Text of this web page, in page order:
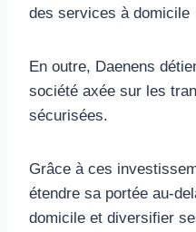
En outre, Daenens
société axée sur les
sécurisées.
Grâce à ces
étendre sa portée au-
domicile et diversifier